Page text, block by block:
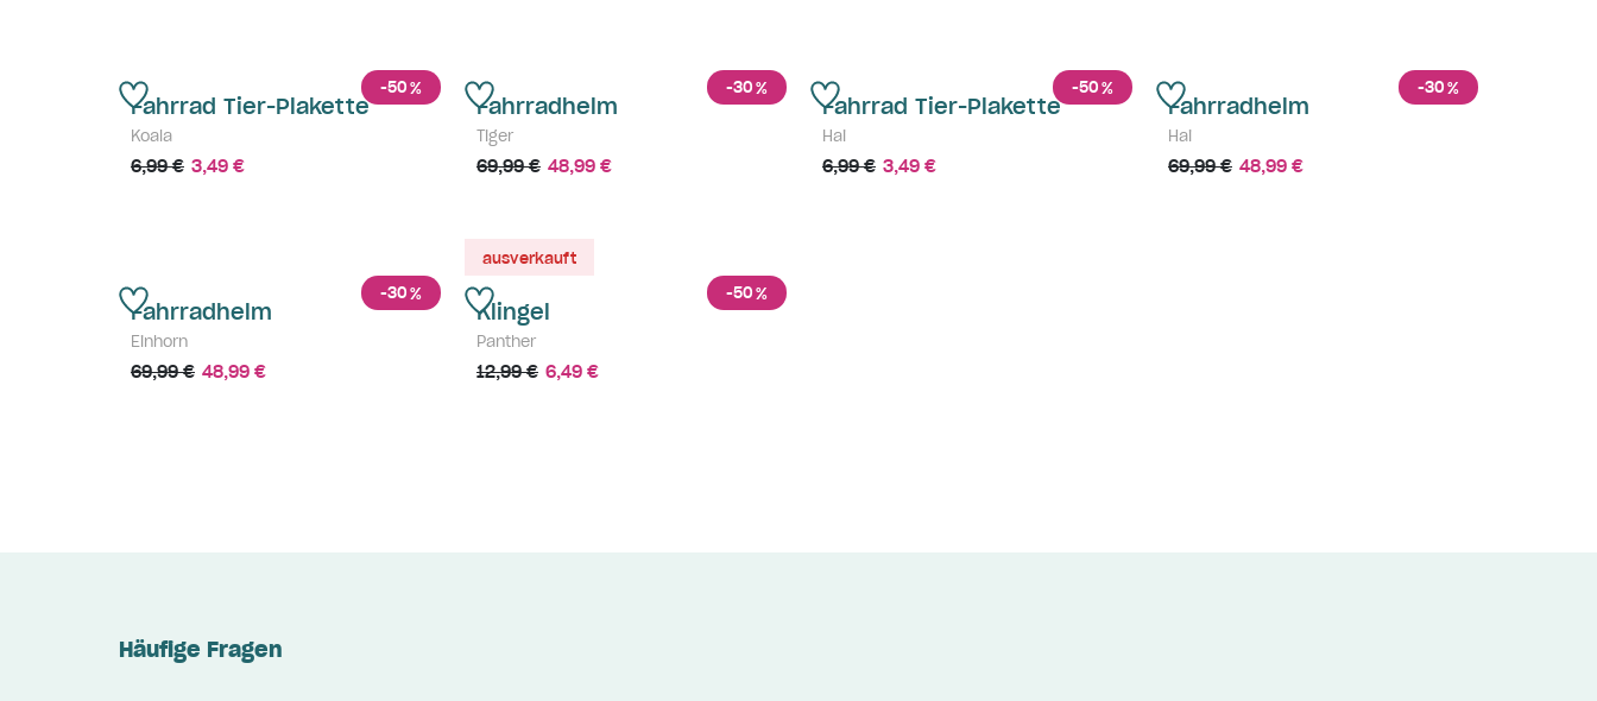
-50%
Fahrrad Tier-Plakette
Koala
6,99 € 3,49 €
-30%
Fahrradhelm
Tiger
69,99 € 48,99 €
-50%
Fahrrad Tier-Plakette
Hai
6,99 € 3,49 €
-30%
Fahrradhelm
Hai
69,99 € 48,99 €
-30%
Fahrradhelm
Einhorn
69,99 € 48,99 €
ausverkauft
-50%
Klingel
Panther
12,99 € 6,49 €
Häufige Fragen